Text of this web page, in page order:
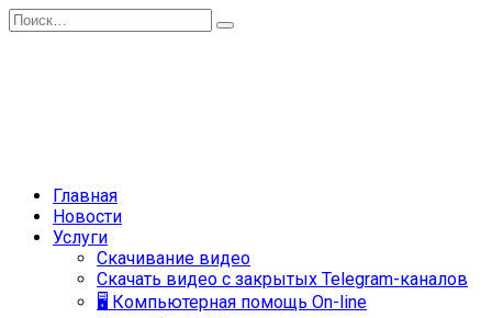
Перейти
к
Search
for:
Главная
Новости
Услуги
Скачивание видео
Скачать видео с закрытых Telegram-каналов
🖥 Компьютерная помощь On-line